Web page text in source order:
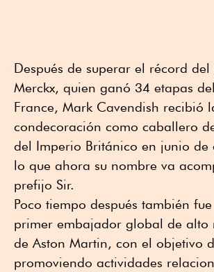
Después de superar el récord del
Merckx, quien ganó 34 etapas
France, Mark Cavendish recibió
condecoración como caballero
del Imperio Británico en junio de
lo que ahora su nombre va
prefijo Sir.
Poco tiempo después también
primer embajador global de alto
de Aston Martin, con el objetivo
promoviendo actividades